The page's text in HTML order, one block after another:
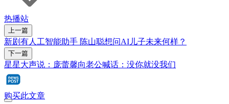
热播站
上一篇
新剧有人工智能助手 陈山聪想问AI儿子未来何样？
下一篇
星星大声说：庞蕾馨向老公喊话：没你就没我们
购买此文章